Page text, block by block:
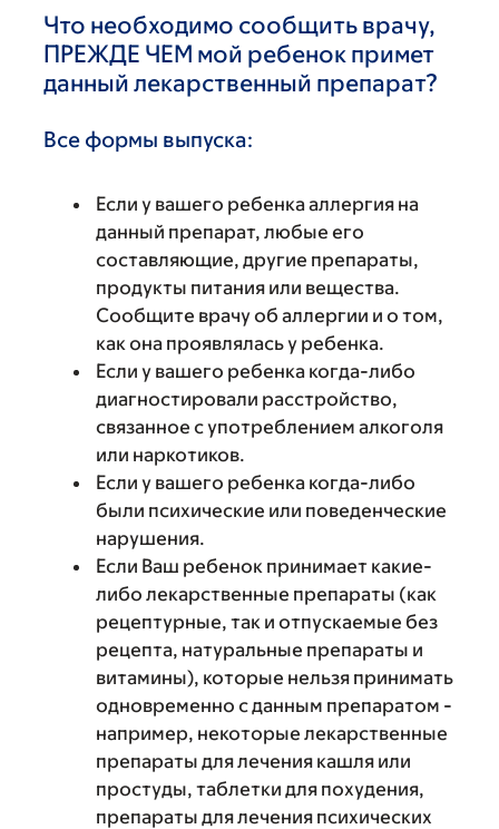
Что необходимо сообщить врачу,
ПРЕЖДЕ ЧЕМ мой ребенок примет
данный лекарственный препарат?
Все формы выпуска:
Если у вашего ребенка аллергия на
данный препарат, любые его
составляющие, другие препараты,
продукты питания или вещества.
Сообщите врачу об аллергии и о том,
как она проявлялась у ребенка.
Если у вашего ребенка когда-либо
диагностировали расстройство,
связанное с употреблением алкоголя
или наркотиков.
Если у вашего ребенка когда-либо
были психические или поведенческие
нарушения.
Если Ваш ребенок принимает какие-
либо лекарственные препараты (как
рецептурные, так и отпускаемые без
рецепта, натуральные препараты и
витамины), которые нельзя принимать
одновременно с данным препаратом -
например, некоторые лекарственные
препараты для лечения кашля или
простуды, таблетки для похудения,
препараты для лечения психических